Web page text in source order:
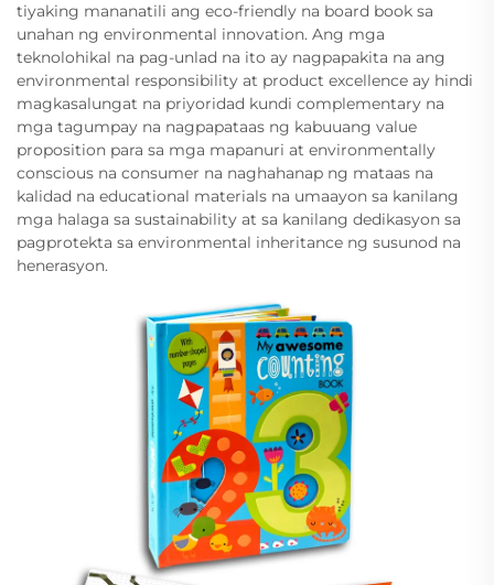
tiyaking mananatili ang eco-friendly na board book sa
unahan ng environmental innovation. Ang mga
teknolohikal na pag-unlad na ito ay nagpapakita na ang
environmental responsibility at product excellence ay hindi
magkasalungat na priyoridad kundi complementary na
mga tagumpay na nagpapataas ng kabuuang value
proposition para sa mga mapanuri at environmentally
conscious na consumer na naghahanap ng mataas na
kalidad na educational materials na umaayon sa kanilang
mga halaga sa sustainability at sa kanilang dedikasyon sa
pagprotekta sa environmental inheritance ng susunod na
henerasyon.